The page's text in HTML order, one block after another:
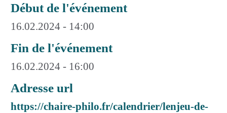
Début de l'événement
16.02.2024 - 14:00
Fin de l'événement
16.02.2024 - 16:00
Adresse url
https://chaire-philo.fr/calendrier/lenjeu-de-